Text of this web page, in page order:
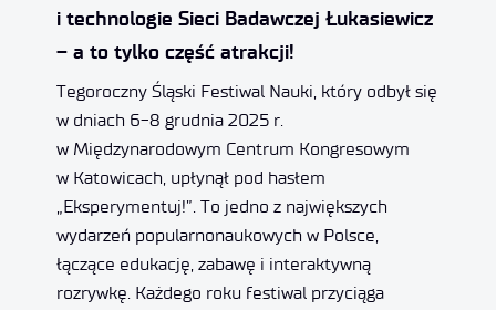
i technologie Sieci Badawczej Łukasiewicz
– a to tylko część atrakcji!
Tegoroczny Śląski Festiwal Nauki, który odbył się
w dniach 6-8 grudnia 2025 r.
w Międzynarodowym Centrum Kongresowym
w Katowicach, upłynął pod hasłem
„Eksperymentuj!”. To jedno z największych
wydarzeń popularnonaukowych w Polsce,
łączące edukację, zabawę i interaktywną
rozrywkę. Każdego roku festiwal przyciąga